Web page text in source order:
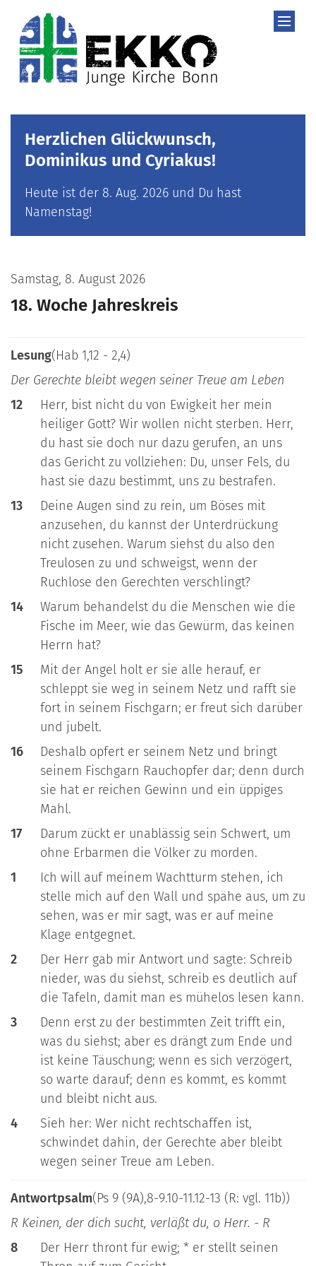
Herzlichen Glückwunsch,
Dominikus und Cyriakus!
Heute ist der 8. Aug. 2026 und Du hast
Namenstag!
Samstag, 8. August 2026
18. Woche Jahreskreis
Lesung(Hab 1,12 - 2,4)
Der Gerechte bleibt wegen seiner Treue am Leben
12
Herr, bist nicht du von Ewigkeit her mein
heiliger Gott? Wir wollen nicht sterben. Herr,
du hast sie doch nur dazu gerufen, an uns
das Gericht zu vollziehen: Du, unser Fels, du
hast sie dazu bestimmt, uns zu bestrafen.
13
Deine Augen sind zu rein, um Böses mit
anzusehen, du kannst der Unterdrückung
nicht zusehen. Warum siehst du also den
Treulosen zu und schweigst, wenn der
Ruchlose den Gerechten verschlingt?
14
Warum behandelst du die Menschen wie die
Fische im Meer, wie das Gewürm, das keinen
Herrn hat?
15
Mit der Angel holt er sie alle herauf, er
schleppt sie weg in seinem Netz und rafft sie
fort in seinem Fischgarn; er freut sich darüber
und jubelt.
16
Deshalb opfert er seinem Netz und bringt
seinem Fischgarn Rauchopfer dar; denn durch
sie hat er reichen Gewinn und ein üppiges
Mahl.
17
Darum zückt er unablässig sein Schwert, um
ohne Erbarmen die Völker zu morden.
1
Ich will auf meinem Wachtturm stehen, ich
stelle mich auf den Wall und spähe aus, um zu
sehen, was er mir sagt, was er auf meine
Klage entgegnet.
2
Der Herr gab mir Antwort und sagte: Schreib
nieder, was du siehst, schreib es deutlich auf
die Tafeln, damit man es mühelos lesen kann.
3
Denn erst zu der bestimmten Zeit trifft ein,
was du siehst; aber es drängt zum Ende und
ist keine Täuschung; wenn es sich verzögert,
so warte darauf; denn es kommt, es kommt
und bleibt nicht aus.
4
Sieh her: Wer nicht rechtschaffen ist,
schwindet dahin, der Gerechte aber bleibt
wegen seiner Treue am Leben.
Antwortpsalm(Ps 9 (9A),8-9.10-11.12-13 (R: vgl. 11b))
R Keinen, der dich sucht, verläßt du, o Herr. - R
8
Der Herr thront für ewig; * er stellt seinen